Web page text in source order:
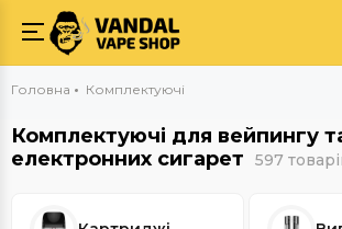
Головна Комплектуючі
Комплектуючі для вейпингу
електронних сигарет
597